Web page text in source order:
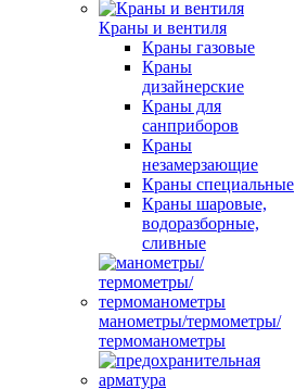
Краны и вентиля
Краны газовые
Краны
дизайнерские
Краны для
санприборов
Краны
незамерзающие
Краны специальные
Краны шаровые,
водоразборные,
сливные
манометры/термометры/
термоманометры